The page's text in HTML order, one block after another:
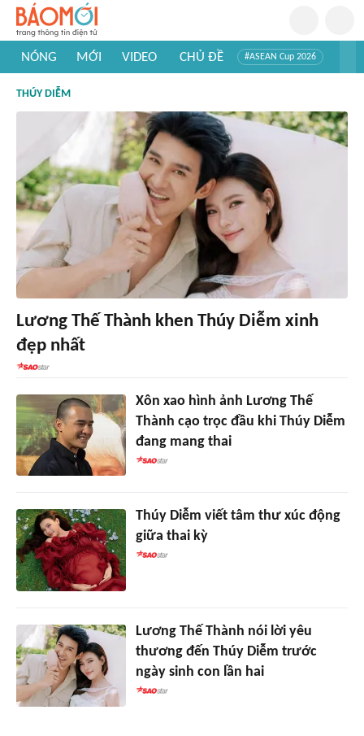
NÓNG MỚI VIDEO CHỦ ĐỀ #ASEAN Cup 2026
#Khám phá thế giới
THÚY DIỄM
Lương Thế Thành khen Thúy Diễm xinh
đẹp nhất
Xôn xao hình ảnh Lương Thế
Thành cạo trọc đầu khi Thúy Diễm
đang mang thai
Thúy Diễm viết tâm thư xúc động
giữa thai kỳ
Lương Thế Thành nói lời yêu
thương đến Thúy Diễm trước
ngày sinh con lần hai